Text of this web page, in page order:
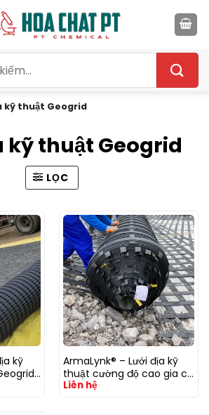
kỹ thuật Geogrid
kỹ thuật Geogrid
LỌC
kỹ
ArmaLynk® – Lưới địa kỹ
thuật cường độ cao gia cố
nền đất yếu
Liên hệ